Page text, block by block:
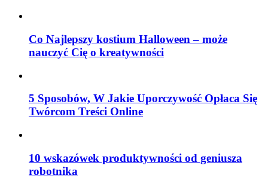
Co Najlepszy kostium Halloween – może
nauczyć Cię o kreatywności
5 Sposobów, W Jakie Uporczywość Opłaca Się
Twórcom Treści Online
10 wskazówek produktywności od geniusza
robotnika